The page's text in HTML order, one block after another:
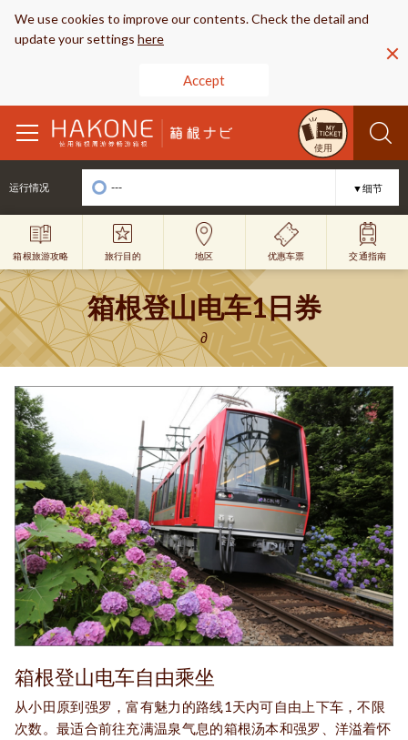
We use cookies to improve our contents. Check the detail and
update your settings here
Accept
使用
toggle
navigation
运行情况 --- ▼细节
箱根旅游攻略 旅行目的 地区 优惠车票 交通指南
箱根登山电车1日券
∂
箱根登山电车自由乘坐
从小田原到强罗，富有魅力的路线1天内可自由上下车，不限
次数。最适合前往充满温泉气息的箱根汤本和强罗、洋溢着怀